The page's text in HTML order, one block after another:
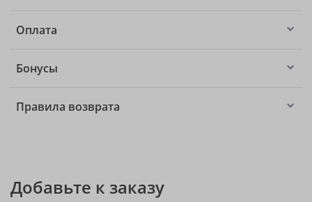
Оплата
Бонусы
Правила возврата
Добавьте к заказу